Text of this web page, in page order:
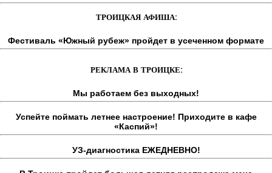
ТРОИЦКАЯ АФИША:
Фестиваль «Южный рубеж» пройдет в усеченном формате
РЕКЛАМА В ТРОИЦКЕ:
Мы работаем без выходных!
Успейте поймать летнее настроение! Приходите в кафе
«Каспий»!
УЗ-диагностика ЕЖЕДНЕВНО!